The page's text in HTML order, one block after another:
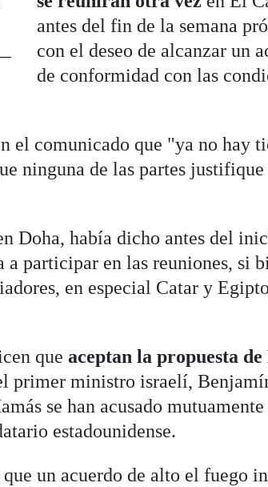
antes del fin de la semana
con el deseo de alcanzar un
de conformidad con las
el comunicado que "ya no hay
ninguna de las partes justifique
Doha, había dicho antes del
participar en las reuniones, si
en especial Catar y
que aceptan la propuesta de
primer ministro israelí,
se han acusado mutuamente
estadounidense.
un acuerdo de alto el fuego